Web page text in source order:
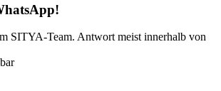
SITYA-Team. Antwort meist innerhalb von